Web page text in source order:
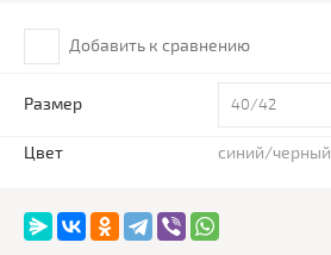
Добавить к сравнению
Размер 40/42
Цвет синий/черный